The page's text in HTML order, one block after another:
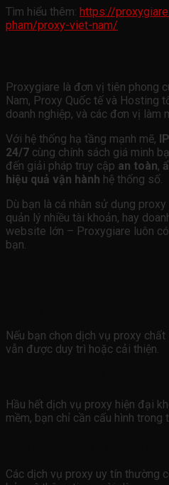
Tìm hiểu thêm: https://
pham/proxy-viet-nam/
Proxygiare là đơn vị tiên phong
Nam, Proxy Quốc tế và Hosting
doanh nghiệp, và các đơn vị làm
Với hệ thống hạ tầng mạnh mẽ,
24/7 cùng chính sách giá minh
đến giải pháp truy cập an toàn,
hiệu quả vận hành hệ thống số.
Dù bạn là cá nhân sử dụng
quản lý nhiều tài khoản, hay
website lớn – Proxygiare luôn
bạn.
Nếu bạn chọn dịch vụ proxy
vẫn được duy trì hoặc cải thiện.
Hầu hết dịch vụ proxy hiện đại
mềm, bạn chỉ cần cấu hình trong
Các dịch vụ proxy uy tín thường